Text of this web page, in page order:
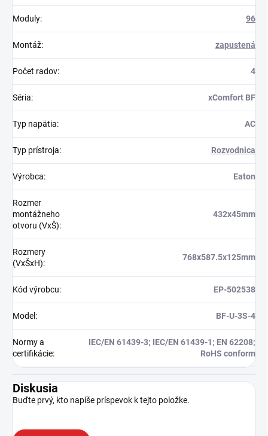
Moduly: 96
Montáž: zapustená
Počet radov: 4
Séria: xComfort BF
Typ napätia: AC
Typ prístroja: Rozvodnica
Výrobca: Eaton
Rozmer
montážneho
otvoru (VxŠ):
432x45mm
Rozmery
(VxŠxH):
768x587.5x125mm
Kód výrobcu: EP-502538
Model : BF-U-3S-4
Normy a
certifikácie:
IEC/EN 61439-3; IEC/EN 61439-1; EN 62208;
RoHS conform
Diskusia
Buďte prvý, kto napíše príspevok k tejto položke.